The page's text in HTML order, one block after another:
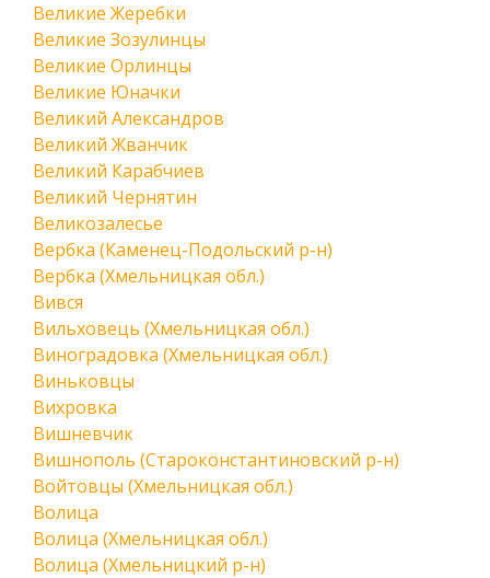
Великие Жеребки
Великие Зозулинцы
Великие Орлинцы
Великие Юначки
Великий Александров
Великий Жванчик
Великий Карабчиев
Великий Чернятин
Великозалесье
Вербка (Каменец-Подольский р-н)
Вербка (Хмельницкая обл.)
Вився
Вильховець (Хмельницкая обл.)
Виноградовка (Хмельницкая обл.)
Виньковцы
Вихровка
Вишневчик
Вишнополь (Староконстантиновский р-н)
Войтовцы (Хмельницкая обл.)
Волица
Волица (Хмельницкая обл.)
Волица (Хмельницкий р-н)